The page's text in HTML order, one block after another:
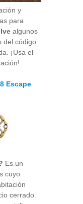
y
para
algunos
del código
¡Usa el
Escape
Es un
cuyo
cerrado.